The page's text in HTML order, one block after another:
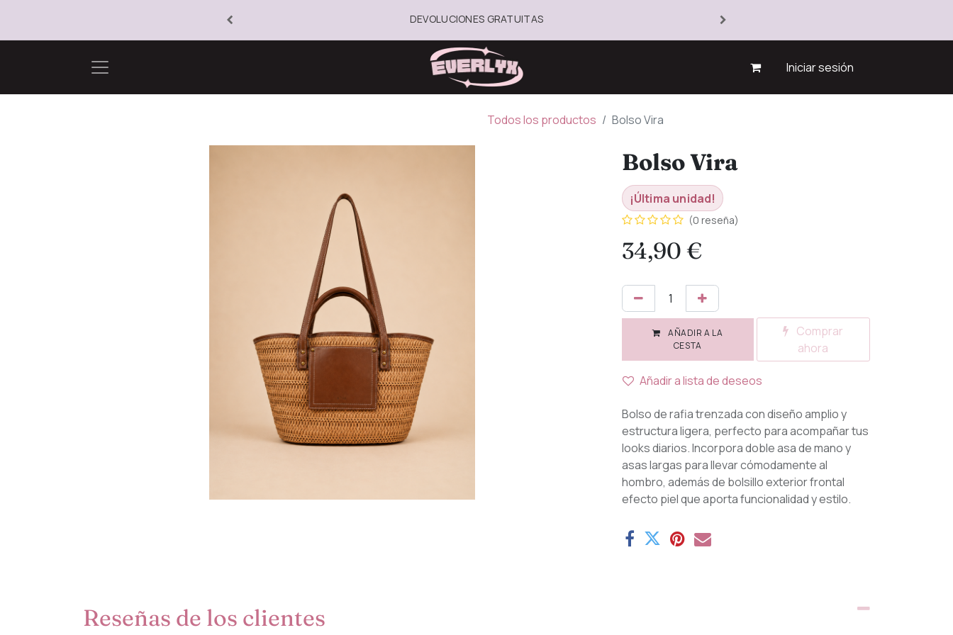
DEVOLUCIONES GRATUITAS
Iniciar sesión
Todos los productos Bolso Vira
Bolso Vira
¡Última unidad!
(0 reseña)
34,90 €
AÑADIR A LA
CESTA
Comprar
ahora
Añadir a lista de deseos
Bolso de rafia trenzada con diseño amplio y
estructura ligera, perfecto para acompañar tus
looks diarios. Incorpora doble asa de mano y
asas largas para llevar cómodamente al
hombro, además de bolsillo exterior frontal
efecto piel que aporta funcionalidad y estilo.
Reseñas de los clientes